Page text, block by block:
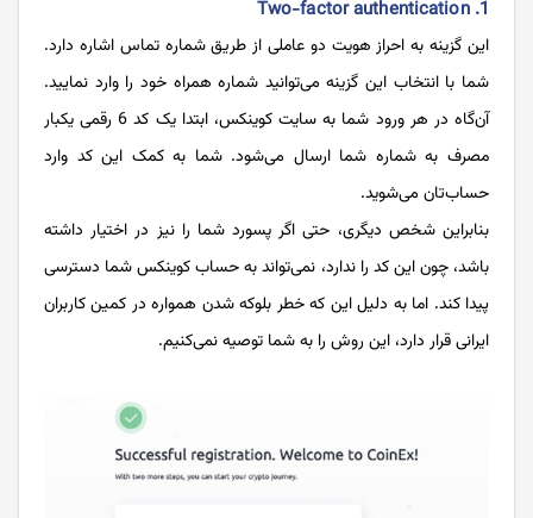
1. Two-factor authentication
این گزینه به احراز هویت دو عاملی از طریق شماره تماس اشاره دارد.
شما با انتخاب این گزینه می‌توانید شماره همراه خود را وارد نمایید.
آن‌گاه در هر ورود شما به سایت کوینکس، ابتدا یک کد 6 رقمی یکبار
مصرف به شماره شما ارسال می‌شود. شما به کمک این کد وارد
حساب‌تان می‌شوید.
بنابراین شخص دیگری، حتی اگر پسورد شما را نیز در اختیار داشته
باشد، چون این کد را ندارد، نمی‌تواند به حساب کوینکس شما دسترسی
پیدا کند. اما به دلیل این که خطر بلوکه شدن همواره در کمین کاربران
ایرانی قرار دارد، این روش را به شما توصیه نمی‌کنیم.